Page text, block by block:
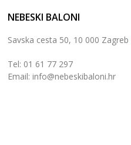
NEBESKI BALONI
Savska cesta 50, 10 000 Zagreb
Tel: 01 61 77 297
Email: info@nebeskibaloni.hr